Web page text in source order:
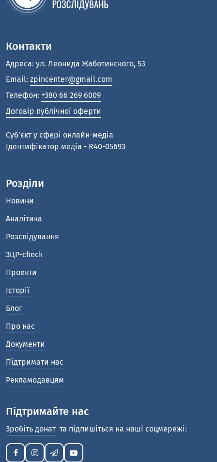
Контакти
Адреса: ул. Леонида Жаботинского, 53
Email: zpincenter@gmail.com
Телефон: +380 66 269 6009
Договір публічної оферти
Cуб'єкт у сфері онлайн-медіа
Ідентифікатор медіа - R40-05693
Розділи
Новини
Аналітика
Розслідування
ЗЦР-check
Проекти
Історії
Блог
Про нас
Документи
Підтримати нас
Рекламодавцям
Підтримайте нас
Зробіть донат та підпишіться на наші соцмережі: